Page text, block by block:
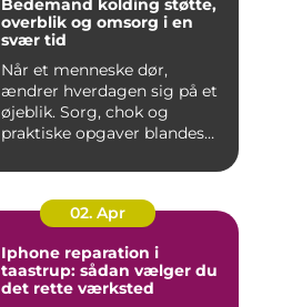
Bedemand kolding støtte,
overblik og omsorg i en
svær tid
Når et menneske dør,
ændrer hverdagen sig på et
øjeblik. Sorg, chok og
praktiske opgaver blandes
02. Apr
Iphone reparation i
taastrup: sådan vælger du
det rette værksted